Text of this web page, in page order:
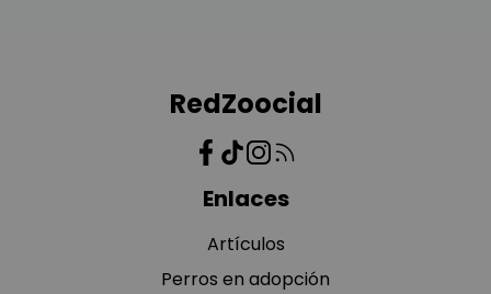
RedZoocial
Enlaces
Artículos
Perros en adopción